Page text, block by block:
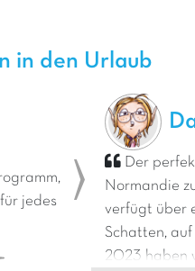
in den Urlaub
jedes
Next
Der
Normandie
verfügt über
Schatten,
2023 haben